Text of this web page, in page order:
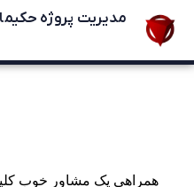
مدیریت پروژه
همراهی یک مشاور خوب